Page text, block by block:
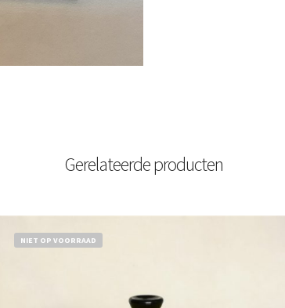
Gerelateerde producten
NIET OP VOORRAAD